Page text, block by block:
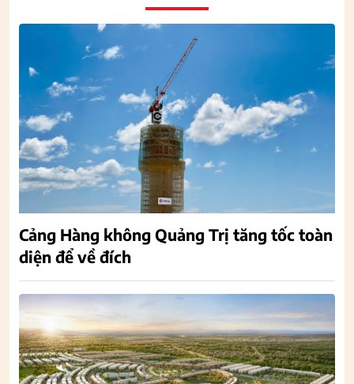
Cảng Hàng không Quảng Trị tăng tốc toàn
diện để về đích